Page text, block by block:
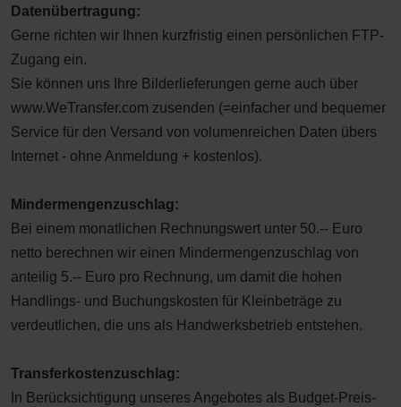
Datenübertragung:
Gerne richten wir Ihnen kurzfristig einen persönlichen FTP-
Zugang ein.
Sie können uns Ihre Bilderlieferungen gerne auch über
www.WeTransfer.com zusenden (=einfacher und bequemer
Service für den Versand von volumenreichen Daten übers
Internet - ohne Anmeldung + kostenlos).
Mindermengenzuschlag:
Bei einem monatlichen Rechnungswert unter 50.-- Euro
netto berechnen wir einen Mindermengenzuschlag von
anteilig 5.-- Euro pro Rechnung, um damit die hohen
Handlings- und Buchungskosten für Kleinbeträge zu
verdeutlichen, die uns als Handwerksbetrieb entstehen.
Transferkostenzuschlag:
In Berücksichtigung unseres Angebotes als Budget-Preis-